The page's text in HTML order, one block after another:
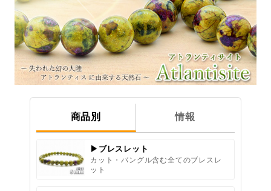
商品別 情報
▶ブレスレット
カット・バングル含む全てのブレスレ
ット